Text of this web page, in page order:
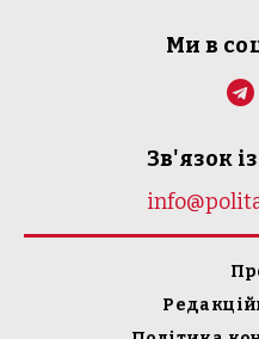
Ми в
Зв'язок